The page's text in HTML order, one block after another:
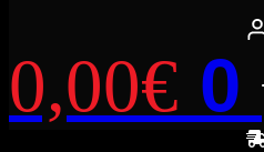
0,00€ 0